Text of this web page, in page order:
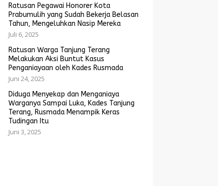
Ratusan Pegawai Honorer Kota
Prabumulih yang Sudah Bekerja Belasan
Tahun, Mengeluhkan Nasip Mereka
Juli 6, 2025
Ratusan Warga Tanjung Terang
Melakukan Aksi Buntut Kasus
Penganiayaan oleh Kades Rusmada
Juni 24, 2025
Diduga Menyekap dan Menganiaya
Warganya Sampai Luka, Kades Tanjung
Terang, Rusmada Menampik Keras
Tudingan Itu
Juni 3, 2025